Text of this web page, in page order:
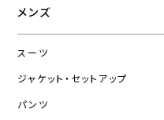
メンズ
スーツ
ジャケット・セットアップ
パンツ